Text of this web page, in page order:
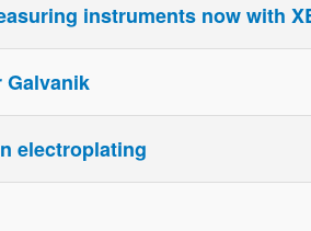
instruments now with
electroplating